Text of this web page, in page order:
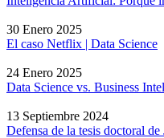
30 Enero 2025
El caso Netflix | Data Science
24 Enero 2025
Data Science vs. Business
13 Septiembre 2024
Defensa de la tesis doctoral